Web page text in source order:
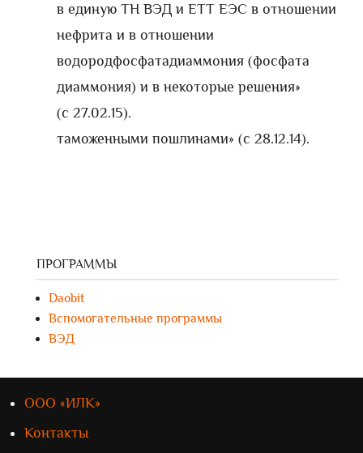
в единую ТН ВЭД и ЕТТ ЕЭС в отношении
нефрита и в отношении
водородфосфатадиаммония (фосфата
диаммония) и в некоторые решения»
(с 27.02.15).
таможенными пошлинами» (с 28.12.14).
ПРОГРАММЫ
Daobit
Вспомогательные программы
ВЭД
ООО «ИЛК»
Контакты